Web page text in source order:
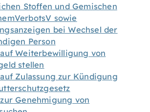
Stoffen und Gemischen
sowie
bei Wechsel der
Person
Weiterbewilligung von
stellen
Zulassung zur Kündigung
Genehmigung von